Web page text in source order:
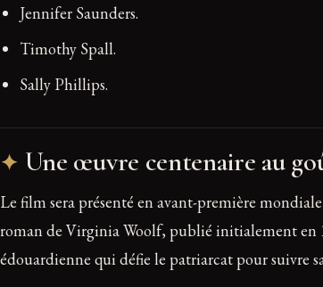
Jennifer Saunders.
Timothy Spall.
Sally Phillips.
Une œuvre centenaire au
Le film sera présenté en avant-première
roman de Virginia Woolf, publié initialement en
édouardienne qui défie le patriarcat pour suivre